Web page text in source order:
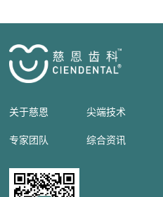
关于慈恩 尖端技术
专家团队 综合资讯